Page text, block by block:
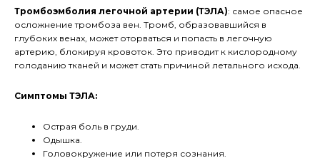
Тромбоэмболия легочной артерии (ТЭЛА): самое опасное
осложнение тромбоза вен. Тромб, образовавшийся в
глубоких венах, может оторваться и попасть в легочную
артерию, блокируя кровоток. Это приводит к кислородному
голоданию тканей и может стать причиной летального исхода.
Симптомы ТЭЛА:
Острая боль в груди.
Одышка.
Головокружение или потеря сознания.